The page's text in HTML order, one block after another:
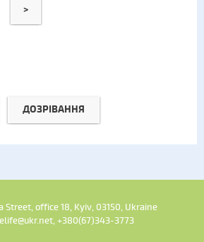
>
ДОЗРІВАННЯ
Street, office 18, Kyiv, 03150, Ukraine
+380(67)343-3773